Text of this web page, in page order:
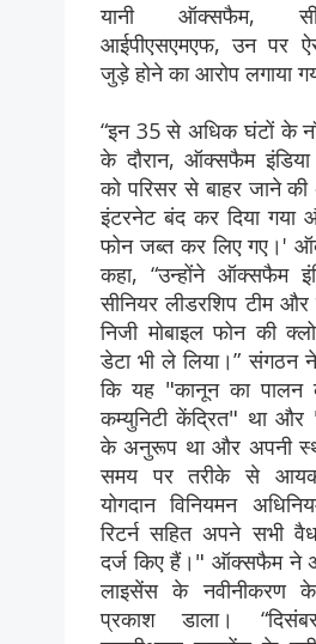
यानी ऑक्सफैम,
आईपीएसएमएफ, उन पर
जुड़े होने का आरोप लगाया
“इन 35 से अधिक घंटों के
के दौरान, ऑक्सफैम
को परिसर से बाहर जाने की
इंटरनेट बंद कर दिया गया
फोन जब्त कर लिए गए।'
कहा, “उन्होंने ऑक्सफैम
सीनियर लीडरशिप टीम
निजी मोबाइल फोन की
डेटा भी ले लिया।” संगठन
कि यह "कानून का पालन
कम्युनिटी केंद्रित" था और
के अनुरूप था और अपनी
समय पर तरीके से
योगदान विनियमन
रिटर्न सहित अपने सभी
दर्ज किए हैं।" ऑक्सफैम ने
लाइसेंस के नवीनीकरण
प्रकाश डाला।